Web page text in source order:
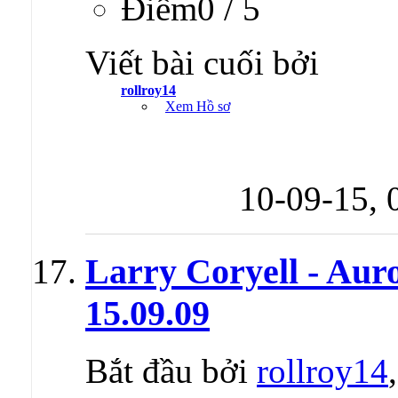
Ðiểm0 / 5
Viết bài cuối bởi
rollroy14
Xem Hồ sơ
10-09-15,
Larry Coryell -
15.09.09
Bắt đầu bởi rollroy14